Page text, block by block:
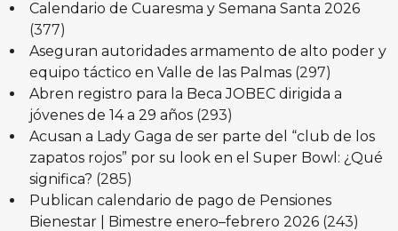
Calendario de Cuaresma y Semana Santa 2026
(377)
Aseguran autoridades armamento de alto poder y
equipo táctico en Valle de las Palmas (297)
Abren registro para la Beca JOBEC dirigida a
jóvenes de 14 a 29 años (293)
Acusan a Lady Gaga de ser parte del “club de los
zapatos rojos” por su look en el Super Bowl: ¿Qué
significa? (285)
Publican calendario de pago de Pensiones
Bienestar | Bimestre enero–febrero 2026 (243)